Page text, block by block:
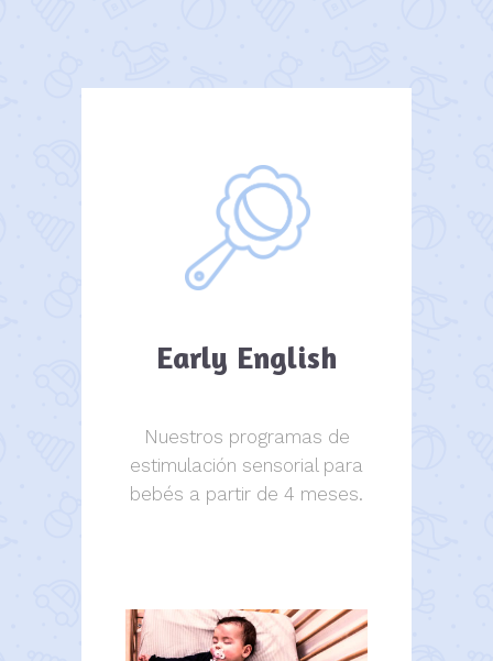
Early English
Nuestros programas de
estimulación sensorial para
bebés a partir de 4 meses.